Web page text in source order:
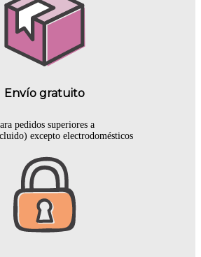
Envío gratuito
pedidos superiores a
excepto electrodomésticos